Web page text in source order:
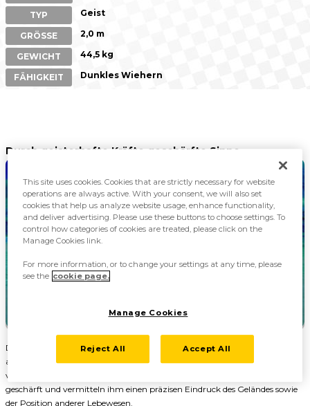
TYP Geist
GRÖSSE 2,0 m
GEWICHT 44,5 kg
FÄHIGKEIT Dunkles Wiehern
Durch geisterhafte Kräfte geschärfte Sinne
Das Pokémon bevorzugt Einsamkeit und Stille und ist vor allem nachts
aktiv, wenn seine Energie besonders stark ist. Durch seine Nachtaktivität
verkümmerte sein Sehsinn, doch Phantoross’ andere vier Sinne sind dafür
geschärft und vermitteln ihm einen präzisen Eindruck des Geländes sowie
der Position anderer Lebewesen.
This site uses cookies. Cookies that are strictly necessary for website
operations are always active. With your consent, we will also set
cookies that help us analyze website usage, enhance functionality,
and deliver advertising. Please use these buttons to choose settings. To
control how categories of cookies are treated, please click on the
Manage Cookies link.
For more information, or to change your settings at any time, please
see the cookie page.
Manage Cookies
Reject All Accept All